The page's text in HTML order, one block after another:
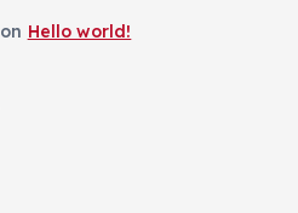
on Hello world!